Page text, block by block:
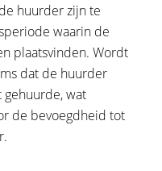
huurder zijn te
waarin de
plaatsvinden. Wordt
dat de huurder
gehuurde, wat
de bevoegdheid tot